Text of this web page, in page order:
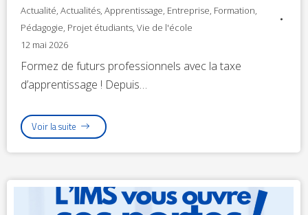
Actualité, Actualités, Apprentissage, Entreprise, Formation,
Pédagogie, Projet étudiants, Vie de l'école
12 mai 2026
Formez de futurs professionnels avec la taxe
d’apprentissage ! Depuis…
Voir la suite